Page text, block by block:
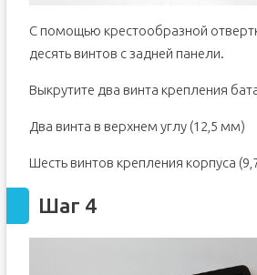
С помощью крестообразной
десять винтов с задней панели.
Выкрутите два винта крепления
Два винта в верхнем углу (12,5 мм)
Шесть винтов крепления корпуса
Шаг 4